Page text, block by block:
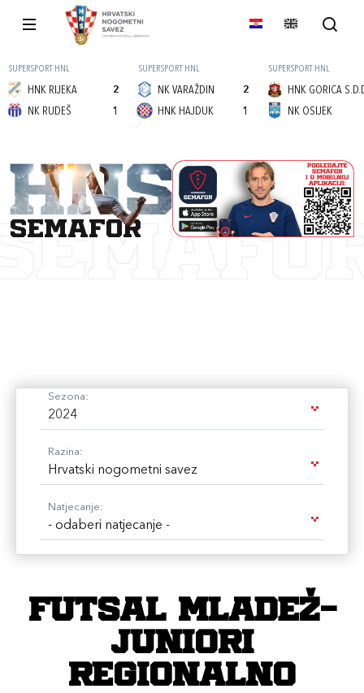
SUPERSPORT HNL
HNK RIJEKA
2
1
NK RUDEŠ
SUPERSPORT HNL
NK VARAŽDIN
2
1
HNK HAJDUK
SUPERSPORT HNL
HNK GORICA
NK OSIJEK
semafor
Sezona:
2024
Razina:
Hrvatski nogometni savez
Natjecanje:
- odaberi natjecanje -
FUTSAL mladež-
juniori
REGIONALNO